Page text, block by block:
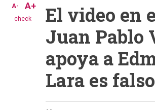
check
A- A+
El video en
Juan Pablo
apoya a
Lara es falso